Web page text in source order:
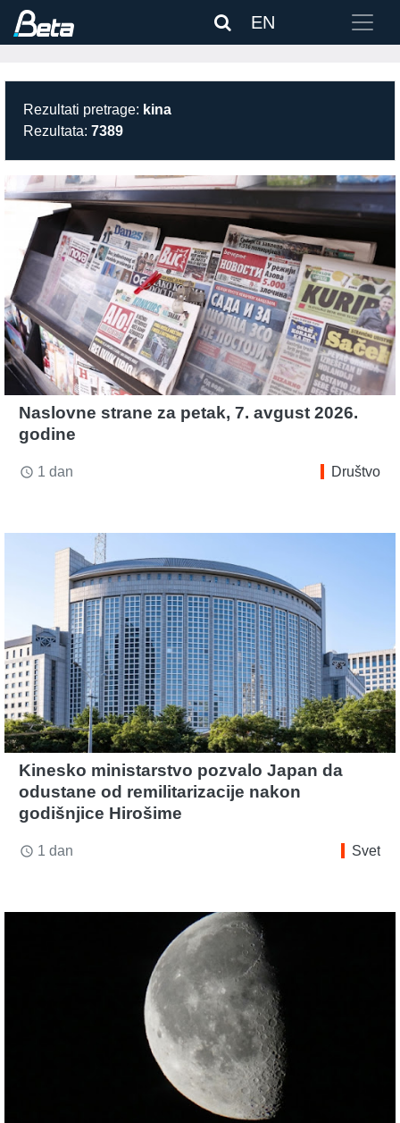
EN
Rezultati pretrage: kina
Rezultata: 7389
Naslovne strane za petak, 7. avgust 2026.
godine
access_time 1 dan Društvo
Kinesko ministarstvo pozvalo Japan da
odustane od remilitarizacije nakon
godišnjice Hirošime
access_time 1 dan Svet